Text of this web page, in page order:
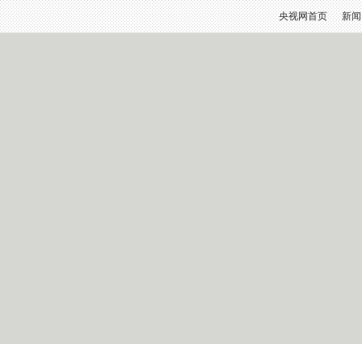
央视网首页 新闻